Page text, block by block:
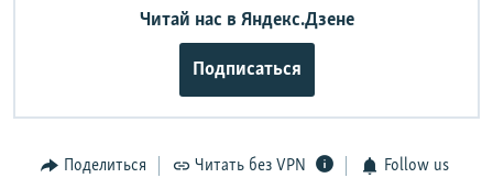
Читай нас в Яндекс.Дзене
Подписаться
Поделиться Читать без VPN Follow us